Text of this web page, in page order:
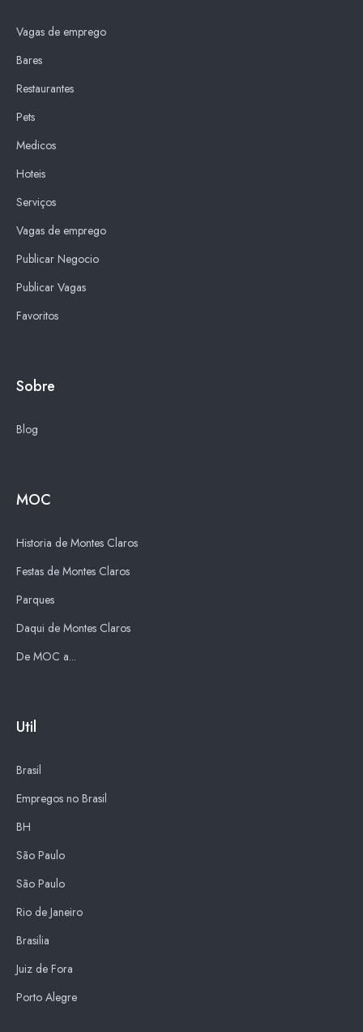
Vagas de emprego
Bares
Restaurantes
Pets
Medicos
Hoteis
Serviços
Vagas de emprego
Publicar Negocio
Publicar Vagas
Favoritos
Sobre
Blog
MOC
Historia de Montes Claros
Festas de Montes Claros
Parques
Daqui de Montes Claros
De MOC a...
Util
Brasil
Empregos no Brasil
BH
São Paulo
São Paulo
Rio de Janeiro
Brasilia
Juiz de Fora
Porto Alegre